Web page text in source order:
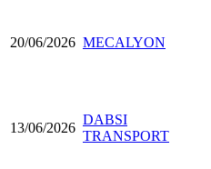
20/06/2026 MECALYON
13/06/2026
DABSI
TRANSPORT